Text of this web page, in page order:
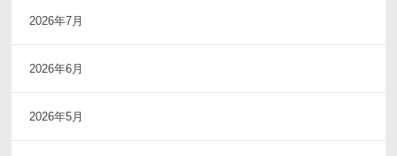
2026年7月
2026年6月
2026年5月